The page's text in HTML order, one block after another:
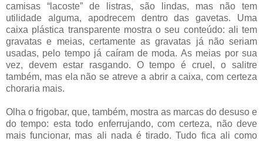
camisas “lacoste” de listras, são lindas, mas não tem
utilidade alguma, apodrecem dentro das gavetas. Uma
caixa plástica transparente mostra o seu conteúdo: ali tem
gravatas e meias, certamente as gravatas já não seriam
usadas, pelo tempo já caíram de moda. As meias por sua
vez, devem estar rasgando. O tempo é cruel, o salitre
também, mas ela não se atreve a abrir a caixa, com certeza
choraria mais.
Olha o frigobar, que, também, mostra as marcas do desuso e
do tempo: esta todo enferrujando, com certeza, não deve
mais funcionar, mas ali nada é tirado. Tudo fica ali como